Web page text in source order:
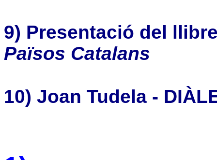
9) Presentació del
Països Catalans
10) Joan Tudela -